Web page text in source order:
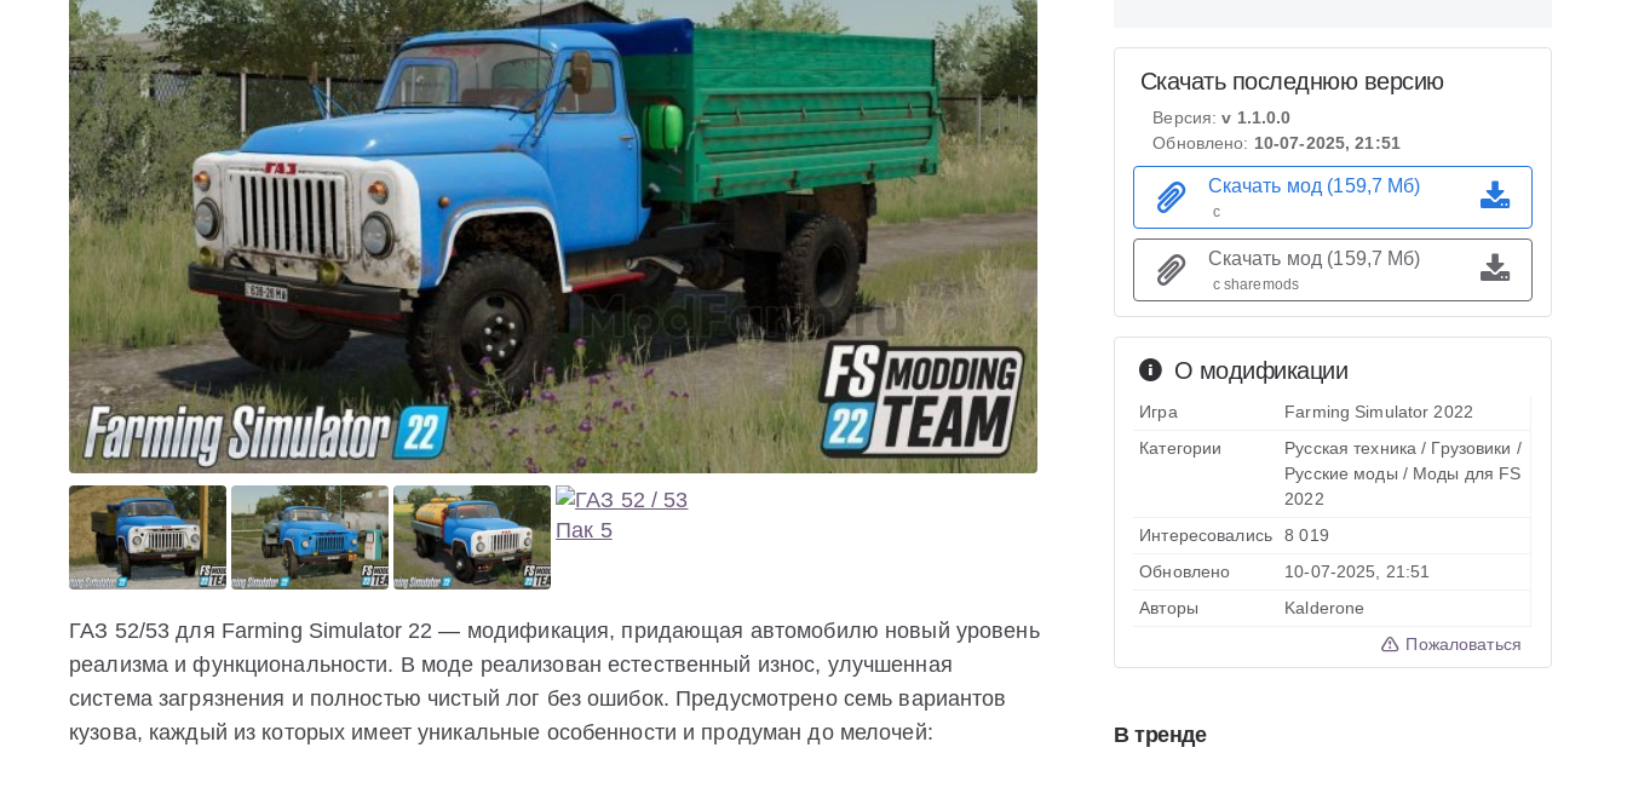
ГАЗ 52/53 для Farming Simulator 22 — модификация, придающая автомобилю новый уровень
реализма и функциональности. В моде реализован естественный износ, улучшенная
система загрязнения и полностью чистый лог без ошибок. Предусмотрено семь вариантов
кузова, каждый из которых имеет уникальные особенности и продуман до мелочей:
О модификации
Игра
Farming Simulator 2022
Категории
Русская техника / Грузовики /
Русские моды / Моды для FS
2022
Интересовались
8 019
Обновлено
10-07-2025, 21:51
Авторы
Kalderone
Пожаловаться
Скачать последнюю версию
Версия:v 1.1.0.0
Обновлено: 10-07-2025, 21:51
Скачать мод (159,7 Мб)
с
Скачать мод (159,7 Мб)
с sharemods
В тренде